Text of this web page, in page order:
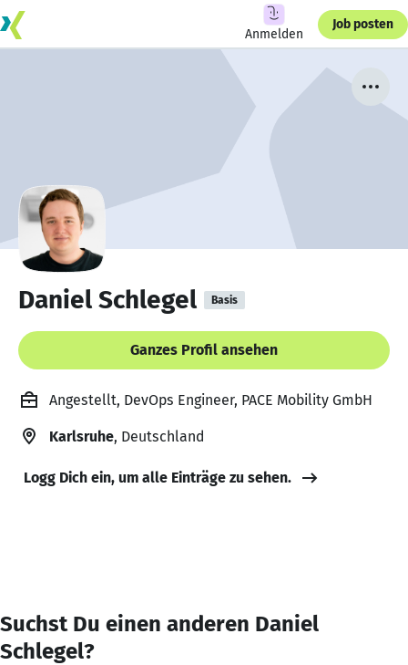
Anmelden
Job posten
Daniel Schlegel Basis
Ganzes Profil ansehen
Angestellt, DevOps Engineer, PACE Mobility GmbH
Karlsruhe, Deutschland
Logg Dich ein, um alle Einträge zu sehen.
Suchst Du einen anderen Daniel
Schlegel?